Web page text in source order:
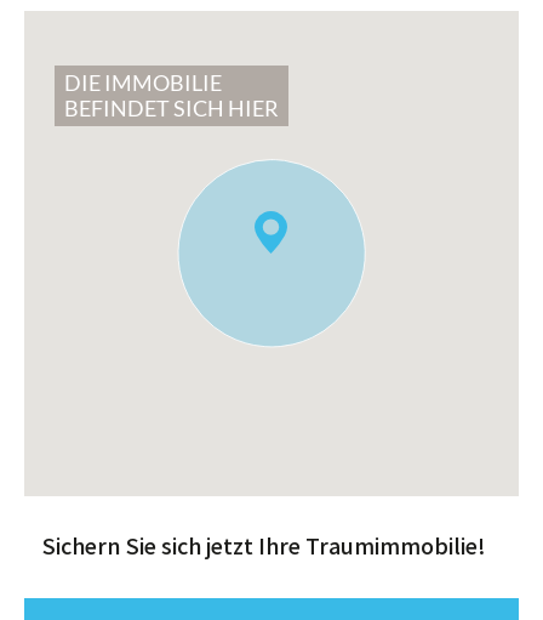
DIE IMMOBILIE
BEFINDET SICH HIER
Sichern Sie sich jetzt Ihre Traumimmobilie!